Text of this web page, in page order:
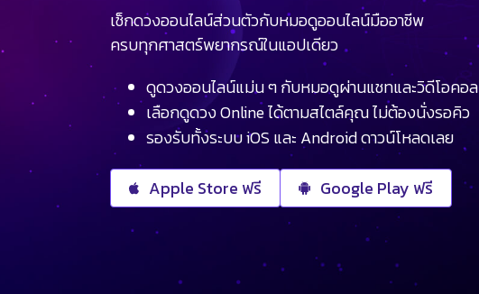
เช็กดวงออนไลน์ส่วนตัวกับหมอดูออนไลน์มืออาชีพ
ครบทุกศาสตร์พยากรณ์ในแอปเดียว
ดูดวงออนไลน์แม่น ๆ กับหมอดูผ่านแชทและวิดีโอคอล
เลือกดูดวง Online ได้ตามสไตล์คุณ ไม่ต้องนั่งรอคิว
รองรับทั้งระบบ iOS และ Android ดาวน์โหลดเลย
Apple Store ฟรี Google Play ฟรี